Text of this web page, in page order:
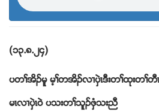
(၁၃.၈.၂၄)
ပတႈအိဥမူ မ့ႈတအိဥလ႕ပွဲၚဒီးတႈထုးတႈ
မၚလ႕ပွဲၚဝဲ ပသးတႈသူဥဖွံသးညီ